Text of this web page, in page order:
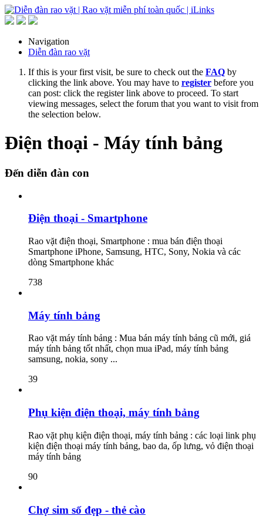
Navigation
Diễn đàn rao vặt
If this is your first visit, be sure to check out the FAQ by
clicking the link above. You may have to register before you
can post: click the register link above to proceed. To start
viewing messages, select the forum that you want to visit from
the selection below.
Điện thoại - Máy tính bảng
Đến diễn đàn con
Điện thoại - Smartphone
Rao vặt điện thoại, Smartphone : mua bán điện thoại
Smartphone iPhone, Samsung, HTC, Sony, Nokia và các
dòng Smartphone khác
738
Máy tính bảng
Rao vặt máy tính bảng : Mua bán máy tính bảng cũ mới, giá
máy tính bảng tốt nhất, chọn mua iPad, máy tính bảng
samsung, nokia, sony ...
39
Phụ kiện điện thoại, máy tính bảng
Rao vặt phụ kiện điện thoại, máy tính bảng : các loại link phụ
kiện điện thoại máy tính bảng, bao da, ốp lưng, vỏ điện thoại
máy tính bảng
90
Chợ sim số đẹp - thẻ cào